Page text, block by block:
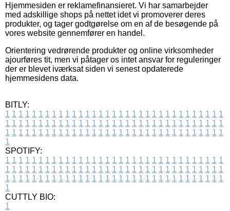
Hjemmesiden er reklamefinansieret. Vi har samarbejder
med adskillige shops på nettet idet vi promoverer deres
produkter, og tager godtgørelse om en af de besøgende på
vores website gennemfører en handel.
Orientering vedrørende produkter og online virksomheder
ajourføres tit, men vi påtager os intet ansvar for reguleringer
der er blevet iværksat siden vi senest opdaterede
hjemmesidens data.
BITLY:
1 1 1 1 1 1 1 1 1 1 1 1 1 1 1 1 1 1 1 1 1 1 1 1 1 1 1 1 1 1 1 1 1
1 1 1 1 1 1 1 1 1 1 1 1 1 1 1 1 1 1 1 1 1 1 1 1 1 1 1 1 1 1 1 1 1
1 1 1 1 1 1 1 1 1 1 1 1 1 1 1 1 1 1 1 1 1 1 1 1 1 1 1 1 1 1 1 1 1
1
SPOTIFY:
1 1 1 1 1 1 1 1 1 1 1 1 1 1 1 1 1 1 1 1 1 1 1 1 1 1 1 1 1 1 1 1 1
1 1 1 1 1 1 1 1 1 1 1 1 1 1 1 1 1 1 1 1 1 1 1 1 1 1 1 1 1 1 1 1 1
1 1 1 1 1 1 1 1 1 1 1 1 1 1 1 1 1 1 1 1 1 1 1 1 1 1 1 1 1 1 1 1 1
1
CUTTLY BIO:
1